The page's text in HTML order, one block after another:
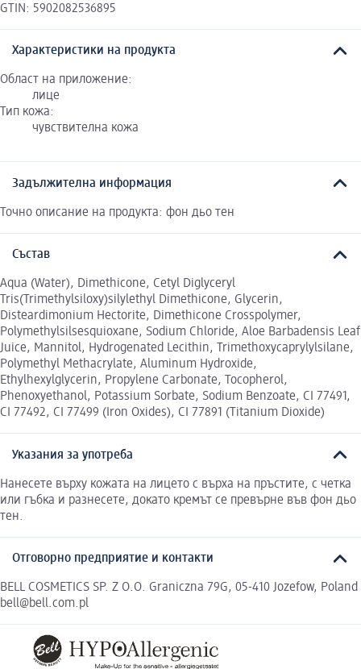
GTIN: 5902082536895
Характеристики на продукта
Област на приложение:
лице
Тип кожа:
чувствителна кожа
Задължителна информация
Точно описание на продукта: фон дьо тен
Състав
Aqua (Water), Dimethicone, Cetyl Diglyceryl
Tris(Trimethylsiloxy)silylethyl Dimethicone, Glycerin,
Disteardimonium Hectorite, Dimethicone Crosspolymer,
Polymethylsilsesquioxane, Sodium Chloride, Aloe Barbadensis Leaf
Juice, Mannitol, Hydrogenated Lecithin, Trimethoxycaprylylsilane,
Polymethyl Methacrylate, Aluminum Hydroxide,
Ethylhexylglycerin, Propylene Carbonate, Tocopherol,
Phenoxyethanol, Potassium Sorbate, Sodium Benzoate, CI 77491,
CI 77492, CI 77499 (Iron Oxides), CI 77891 (Titanium Dioxide)
Указания за употреба
Нанесете върху кожата на лицето с върха на пръстите, с четка
или гъбка и разнесете, докато кремът се превърне във фон дьо
тен.
Отговорно предприятие и контакти
BELL COSMETICS SP. Z O.O. Graniczna 79G, 05-410 Jozefow, Poland
bell@bell.com.pl